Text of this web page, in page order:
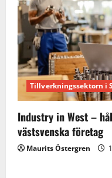
Tillverkningssektorn i
Industry in West –
västsvenska företag
Maurits Östergren